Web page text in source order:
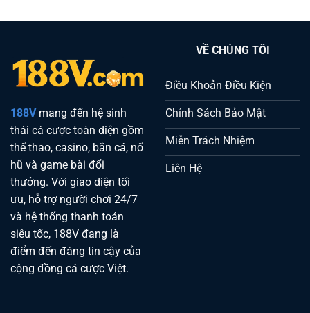
188Vmang đến hệ sinh
thái cá cược toàn diện gồm
thể thao, casino, bắn cá, nổ
hũ và game bài đổi
thưởng. Với giao diện tối
ưu, hỗ trợ người chơi 24/7
và hệ thống thanh toán
siêu tốc, 188V đang là
điểm đến đáng tin cậy của
cộng đồng cá cược Việt.
VỀ CHÚNG TÔI
Điều Khoản Điều Kiện
Chính Sách Bảo Mật
Miễn Trách Nhiệm
Liên Hệ